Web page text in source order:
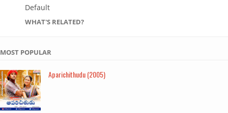
Default
WHAT'S RELATED?
MOST POPULAR
Aparichithudu (2005)